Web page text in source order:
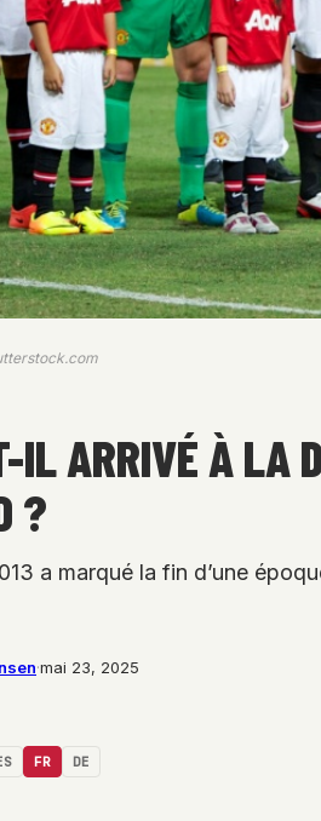
IL ARRIVÉ À LA
?
a marqué la fin d’une
·mai 23, 2025
FR DE